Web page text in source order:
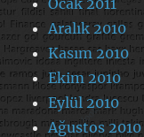
Aralık 2010
Kasım 2010
Ekim 2010
Eylül 2010
Ağustos 2010